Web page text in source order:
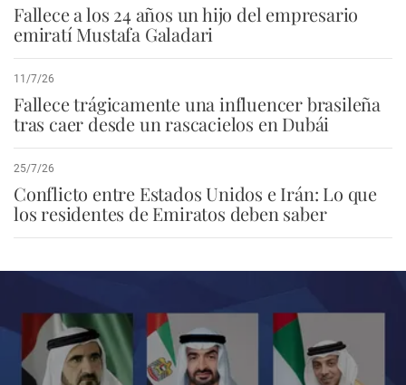
Fallece a los 24 años un hijo del empresario
emiratí Mustafa Galadari
11/7/26
Fallece trágicamente una influencer brasileña
tras caer desde un rascacielos en Dubái
25/7/26
Conflicto entre Estados Unidos e Irán: Lo que
los residentes de Emiratos deben saber